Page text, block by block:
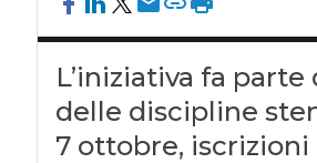
L’iniziativa fa
delle discipline
7 ottobre,